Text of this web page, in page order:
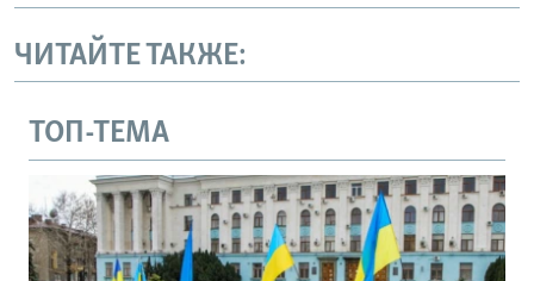
ЧИТАЙТЕ ТАКЖЕ:
ТОП-ТЕМА